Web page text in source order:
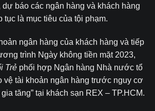
báo các ngân hàng và khách hàng
tục là mục tiêu của tội phạm.
ngân hàng của khách hàng và tiếp
trình Ngày không tiền mặt 2023,
Trẻ phối hợp Ngân hàng Nhà nước tổ
vệ tài khoản ngân hàng trước nguy cơ
tăng” tại khách sạn REX – TP.HCM.